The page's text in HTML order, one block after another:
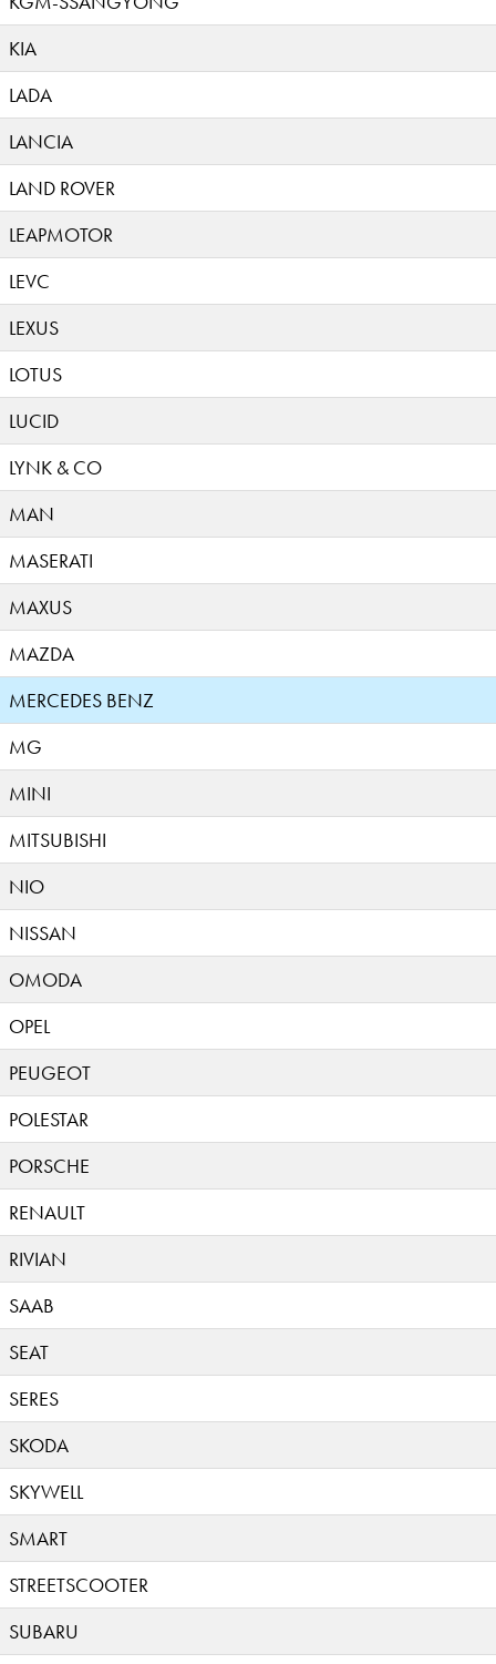
KIA
LADA
LANCIA
LAND ROVER
LEAPMOTOR
LEVC
LEXUS
LOTUS
LUCID
LYNK & CO
MAN
MASERATI
MAXUS
MAZDA
MERCEDES BENZ
MG
MINI
MITSUBISHI
NIO
NISSAN
OMODA
OPEL
PEUGEOT
POLESTAR
PORSCHE
RENAULT
RIVIAN
SAAB
SEAT
SERES
SKODA
SKYWELL
SMART
STREETSCOOTER
SUBARU